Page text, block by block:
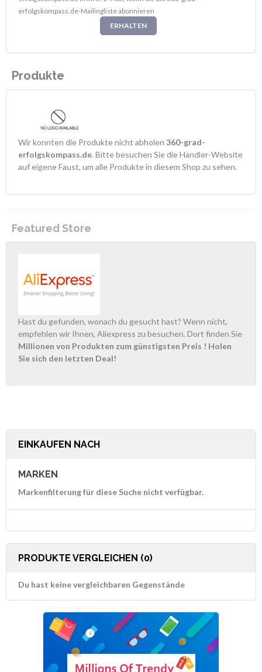
erfolgskompass.de-Mailingliste abonnieren
ERHALTEN
Produkte
Wir konnten die Produkte nicht abholen 360-grad-
erfolgskompass.de. Bitte besuchen Sie die Händler-Website
auf eigene Faust, um alle Produkte in diesem Shop zu sehen.
Featured Store
Hast du gefunden, wonach du gesucht hast? Wenn nicht,
empfehlen wir Ihnen, Aliexpress zu besuchen. Dort finden Sie
Millionen von Produkten zum günstigsten Preis ! Holen
Sie sich den letzten Deal!
EINKAUFEN NACH
MARKEN
Markenfilterung für diese Suche nicht verfügbar.
PRODUKTE VERGLEICHEN (0)
Du hast keine vergleichbaren Gegenstände